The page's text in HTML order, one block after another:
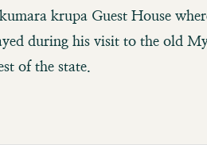
krupa Guest House
during his visit to the old
of the state.